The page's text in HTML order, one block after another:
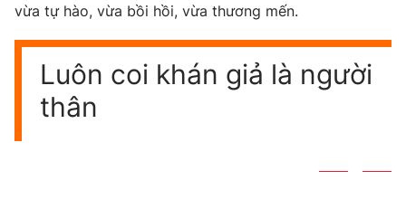
vừa tự hào, vừa bồi hồi, vừa thương mến.
Luôn coi khán giả là người
thân